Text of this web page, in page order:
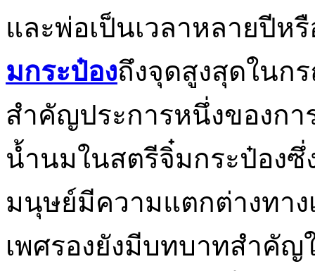
และพ่อเป็นเวลาหลายปีห
มกระป๋องถึงจุดสูงสุดใน
สำคัญประการหนึ่งของก
น้ำนมในสตรีจิ๋มกระป๋อง
มนุษย์มีความแตกต่างทา
เพศรองยังมีบทบาทสำคั